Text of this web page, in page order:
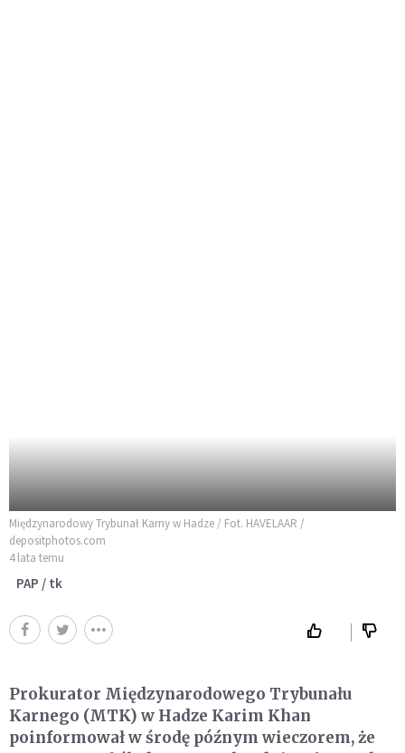
Międzynarodowy Trybunał Karny w Hadze / Fot. HAVELAAR /
depositphotos.com
4 lata temu
PAP / tk
Prokurator Międzynarodowego Trybunału
Karnego (MTK) w Hadze Karim Khan
poinformował w środę późnym wieczorem, że